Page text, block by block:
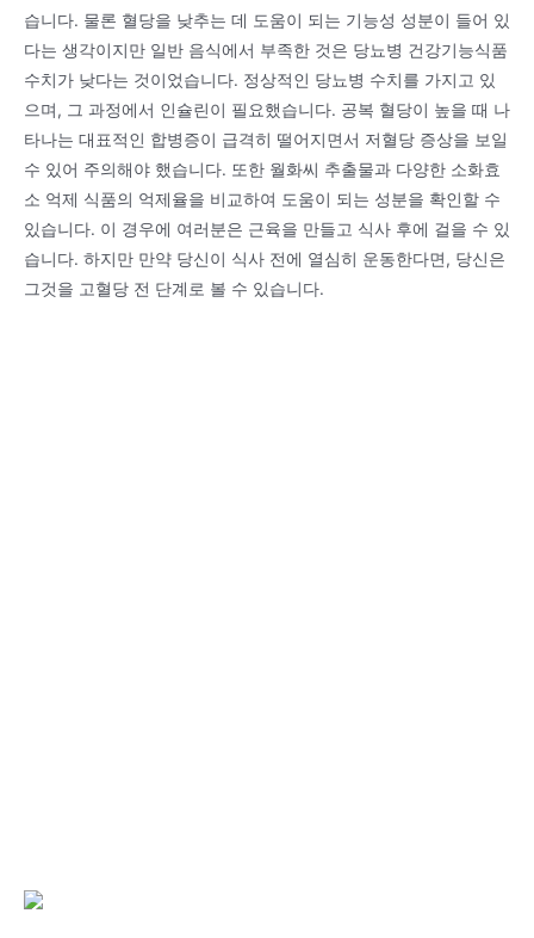
습니다. 물론 혈당을 낮추는 데 도움이 되는 기능성 성분이 들어 있
다는 생각이지만 일반 음식에서 부족한 것은 당뇨병 건강기능식품
수치가 낮다는 것이었습니다. 정상적인 당뇨병 수치를 가지고 있
으며, 그 과정에서 인슐린이 필요했습니다. 공복 혈당이 높을 때 나
타나는 대표적인 합병증이 급격히 떨어지면서 저혈당 증상을 보일
수 있어 주의해야 했습니다. 또한 월화씨 추출물과 다양한 소화효
소 억제 식품의 억제율을 비교하여 도움이 되는 성분을 확인할 수
있습니다. 이 경우에 여러분은 근육을 만들고 식사 후에 걸을 수 있
습니다. 하지만 만약 당신이 식사 전에 열심히 운동한다면, 당신은
그것을 고혈당 전 단계로 볼 수 있습니다.